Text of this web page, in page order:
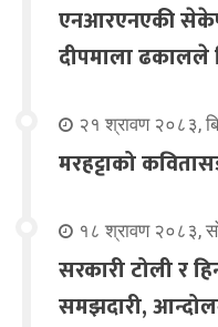
एनआरएनएकी
दीपमाला ढकालले
२१ श्रावण २०८३,
मरहट्टाको
१८ श्रावण २०८३,
सरकारी टोली र
समझदारी,